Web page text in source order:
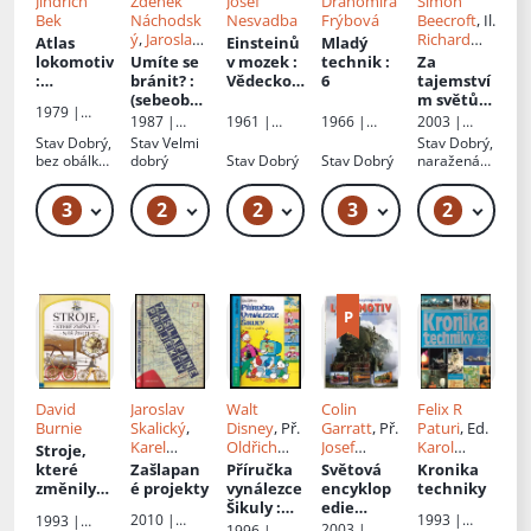
Bek
Atlas
lokomotiv
:
é
lokomotiv
y - Sv. 1
1979 |
Stav Dobrý,
bez obálky,
flíčky3 319 Kč – 349 Kč
Náchodsk
ý, Jaroslav
Honzík, Il.
Miloš
Flaška
Umíte se
bránit?:
(sebeobra
na)
1987 |
Naše
vojsko
StavVelmi
dobrý
2 69 Kč
Nesvadba
Einsteinů
v mozek:
Vědecko-
ké
1961 |
vojsko
Stav Dobrý
2 49 Kč
Frýbová
Mladý
technik:
6
1966 |
fronta
Stav Dobrý
3 49 Kč – 59 Kč
Beecroft, Il.
Richard
Chasemor
e,Hans
Jenssen,
Př.Jiří
Balek
Za
tajemství
m světů
Star Wars
: Klony
útočí
2003 |
Egmont
Stav Dobrý,
naražená
2
David
Burnie
Stroje,
které
změnily
1993 |
Jaroslav
Skalický,
Karel
Bělohlavý
Zašlapan
é projekty
2010 |
Walt
Disney, Př.
Oldřich
Kašpar
Příručka
vynálezce
Šikuly:
věda a
Colin
Garratt, Př.
Josef
Beneš
Světová
encyklop
edie
lokomotiv
Felix R
Paturi, Ed.
Karol
Biermann
František
Kronika
techniky
1993 |